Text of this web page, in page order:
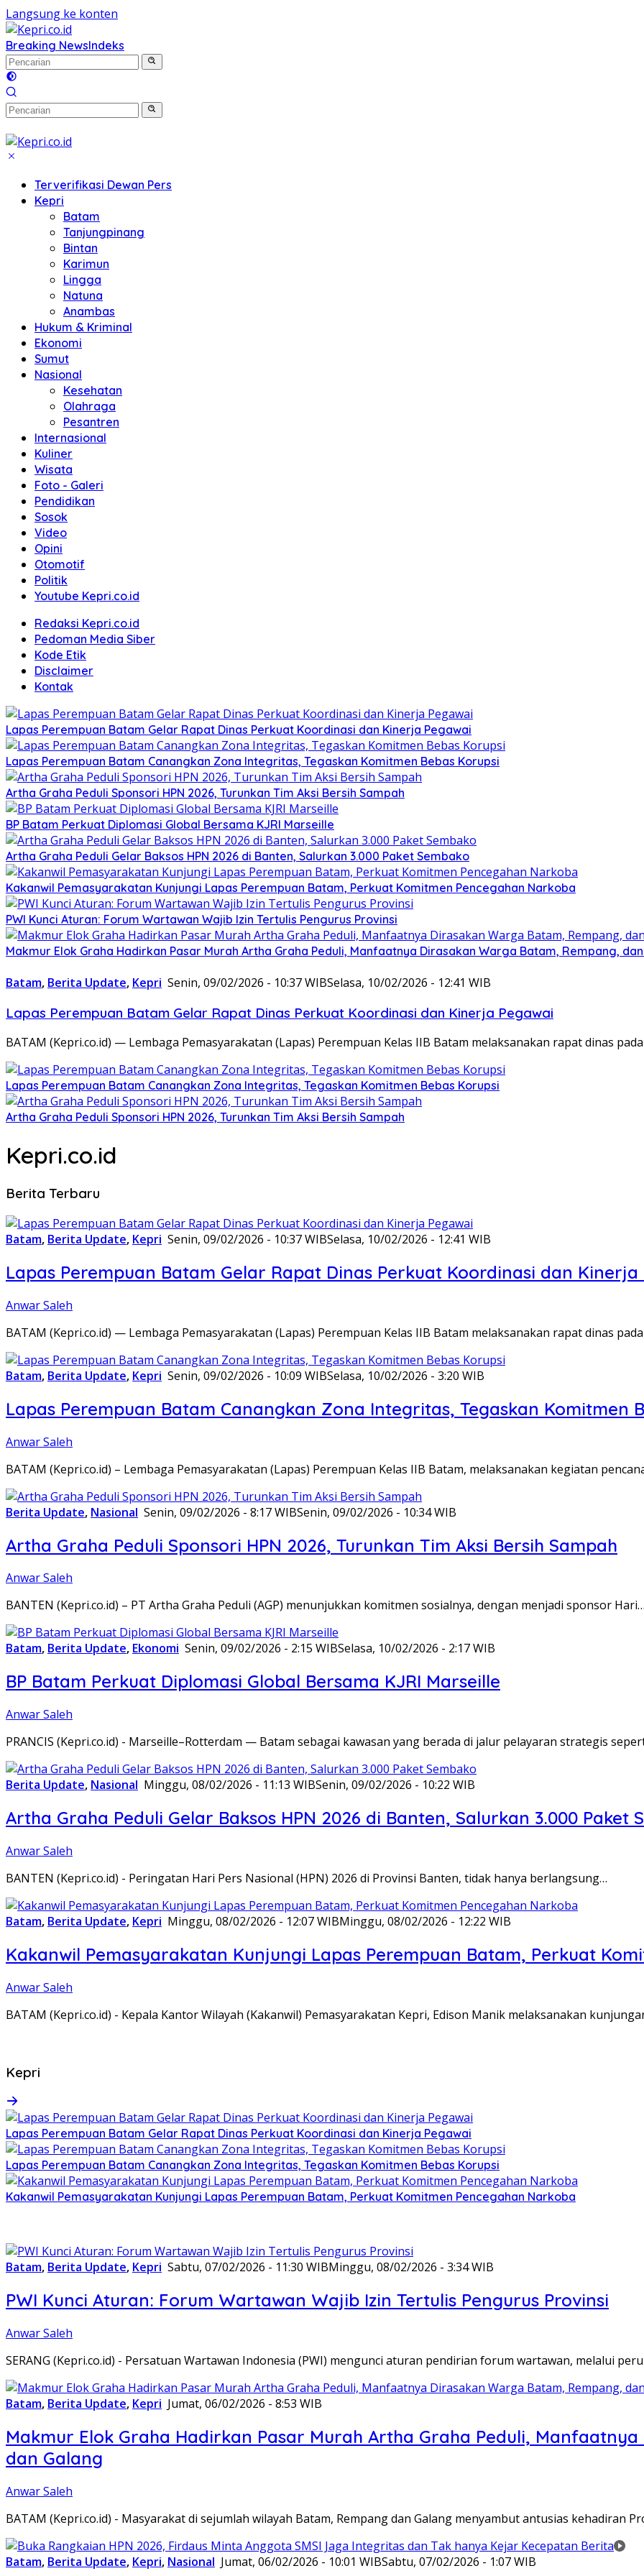
Langsung ke konten
Breaking NewsIndeks
Terverifikasi Dewan Pers
Kepri
Batam
Tanjungpinang
Bintan
Karimun
Lingga
Natuna
Anambas
Hukum & Kriminal
Ekonomi
Sumut
Nasional
Kesehatan
Olahraga
Pesantren
Internasional
Kuliner
Wisata
Foto - Galeri
Pendidikan
Sosok
Video
Opini
Otomotif
Politik
Youtube Kepri.co.id
Redaksi Kepri.co.id
Pedoman Media Siber
Kode Etik
Disclaimer
Kontak
Lapas Perempuan Batam Gelar Rapat Dinas Perkuat Koordinasi dan Kinerja Pegawai
Lapas Perempuan Batam Canangkan Zona Integritas, Tegaskan Komitmen Bebas Korupsi
Artha Graha Peduli Sponsori HPN 2026, Turunkan Tim Aksi Bersih Sampah
BP Batam Perkuat Diplomasi Global Bersama KJRI Marseille
Artha Graha Peduli Gelar Baksos HPN 2026 di Banten, Salurkan 3.000 Paket Sembako
Kakanwil Pemasyarakatan Kunjungi Lapas Perempuan Batam, Perkuat Komitmen Pencegahan Narkoba
PWI Kunci Aturan: Forum Wartawan Wajib Izin Tertulis Pengurus Provinsi
Makmur Elok Graha Hadirkan Pasar Murah Artha Graha Peduli, Manfaatnya Dirasakan Warga Batam, Rempang,
Batam, Berita Update, Kepri Senin, 09/02/2026 - 10:37 WIBSelasa, 10/02/2026 - 12:41 WIB
Lapas Perempuan Batam Gelar Rapat Dinas Perkuat Koordinasi dan Kinerja Pegawai
BATAM (Kepri.co.id) — Lembaga Pemasyarakatan (Lapas) Perempuan Kelas IIB Batam melaksanakan rapat dinas
Lapas Perempuan Batam Canangkan Zona Integritas, Tegaskan Komitmen Bebas Korupsi
Artha Graha Peduli Sponsori HPN 2026, Turunkan Tim Aksi Bersih Sampah
Kepri.co.id
Berita Terbaru
Batam, Berita Update, Kepri Senin, 09/02/2026 - 10:37 WIBSelasa, 10/02/2026 - 12:41 WIB
Lapas Perempuan Batam Gelar Rapat Dinas Perkuat Koordinasi dan Kinerja
Anwar Saleh
BATAM (Kepri.co.id) — Lembaga Pemasyarakatan (Lapas) Perempuan Kelas IIB Batam melaksanakan rapat dinas
Batam, Berita Update, Kepri Senin, 09/02/2026 - 10:09 WIBSelasa, 10/02/2026 - 3:20 WIB
Lapas Perempuan Batam Canangkan Zona Integritas, Tegaskan Komitmen
Anwar Saleh
BATAM (Kepri.co.id) – Lembaga Pemasyarakatan (Lapas) Perempuan Kelas IIB Batam, melaksanakan kegiatan
Berita Update, Nasional Senin, 09/02/2026 - 8:17 WIBSenin, 09/02/2026 - 10:34 WIB
Artha Graha Peduli Sponsori HPN 2026, Turunkan Tim Aksi Bersih Sampah
Anwar Saleh
BANTEN (Kepri.co.id) – PT Artha Graha Peduli (AGP) menunjukkan komitmen sosialnya, dengan menjadi sponsor Hari…
Batam, Berita Update, Ekonomi Senin, 09/02/2026 - 2:15 WIBSelasa, 10/02/2026 - 2:17 WIB
BP Batam Perkuat Diplomasi Global Bersama KJRI Marseille
Anwar Saleh
PRANCIS (Kepri.co.id) - Marseille–Rotterdam — Batam sebagai kawasan yang berada di jalur pelayaran strategis
Berita Update, Nasional Minggu, 08/02/2026 - 11:13 WIBSenin, 09/02/2026 - 10:22 WIB
Artha Graha Peduli Gelar Baksos HPN 2026 di Banten, Salurkan 3.000 Paket
Anwar Saleh
BANTEN (Kepri.co.id) - Peringatan Hari Pers Nasional (HPN) 2026 di Provinsi Banten, tidak hanya berlangsung…
Batam, Berita Update, Kepri Minggu, 08/02/2026 - 12:07 WIBMinggu, 08/02/2026 - 12:22 WIB
Kakanwil Pemasyarakatan Kunjungi Lapas Perempuan Batam, Perkuat
Anwar Saleh
BATAM (Kepri.co.id) - Kepala Kantor Wilayah (Kakanwil) Pemasyarakatan Kepri, Edison Manik melaksanakan
Kepri
Lapas Perempuan Batam Gelar Rapat Dinas Perkuat Koordinasi dan Kinerja Pegawai
Lapas Perempuan Batam Canangkan Zona Integritas, Tegaskan Komitmen Bebas Korupsi
Kakanwil Pemasyarakatan Kunjungi Lapas Perempuan Batam, Perkuat Komitmen Pencegahan Narkoba
Batam, Berita Update, Kepri Sabtu, 07/02/2026 - 11:30 WIBMinggu, 08/02/2026 - 3:34 WIB
PWI Kunci Aturan: Forum Wartawan Wajib Izin Tertulis Pengurus Provinsi
Anwar Saleh
SERANG (Kepri.co.id) - Persatuan Wartawan Indonesia (PWI) mengunci aturan pendirian forum wartawan, melalui
Batam, Berita Update, Kepri Jumat, 06/02/2026 - 8:53 WIB
Makmur Elok Graha Hadirkan Pasar Murah Artha Graha Peduli,
dan Galang
Anwar Saleh
BATAM (Kepri.co.id) - Masyarakat di sejumlah wilayah Batam, Rempang dan Galang menyambut antusias kehadiran
Batam, Berita Update, Kepri, Nasional Jumat, 06/02/2026 - 10:01 WIBSabtu, 07/02/2026 - 1:07 WIB